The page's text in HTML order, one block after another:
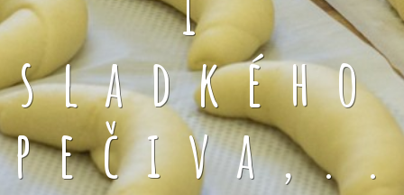
sladkého